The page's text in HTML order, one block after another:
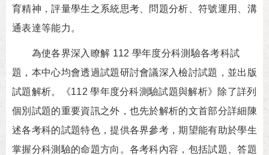
育精神，評量學生之系統思考、問題分析、符號運用、溝
通表達等能力。
為使各界深入瞭解 112 學年度分科測驗各考科試
題，本中心均會透過試題研討會議深入檢討試題，並出版
試題解析。《112 學年度分科測驗試題與解析》除了詳列
個別試題的重要資訊之外，也先於解析的文首部分詳細陳
述各考科的試題特色，提供各界參考，期望能有助於學生
掌握分科測驗的命題方向。各考科內容，包括試題、答題